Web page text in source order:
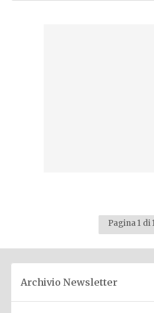
Pagina 1 di
Archivio Newsletter